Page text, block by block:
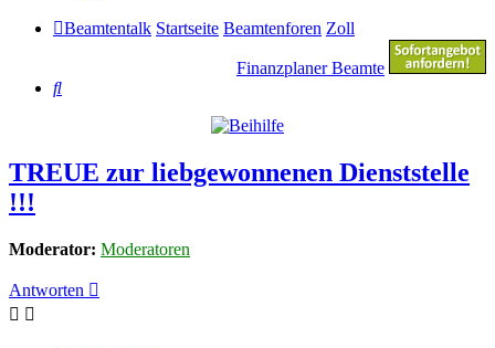
Beamtentalk Startseite Beamtenforen Zoll
Finanzplaner Beamte
Suche
TREUE zur liebgewonnenen Dienststelle
!!!
Moderator: Moderatoren
Antworten